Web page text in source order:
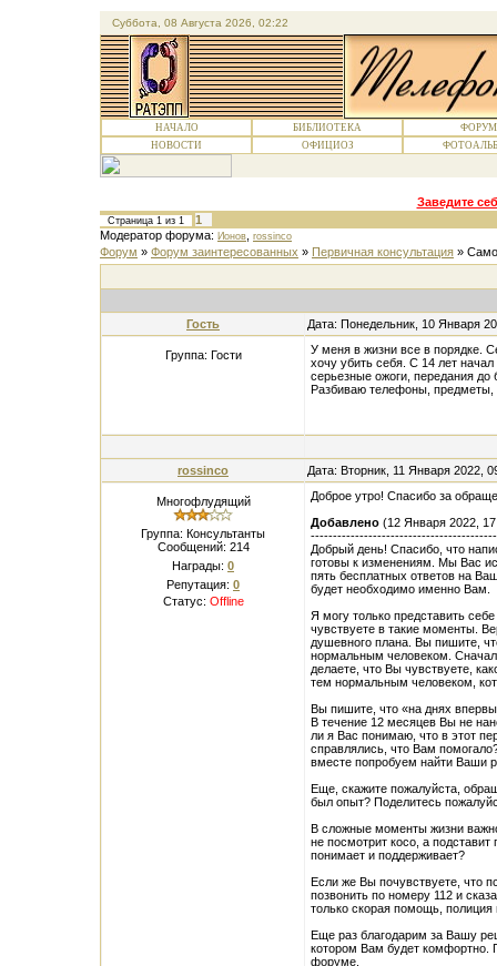
Суббота, 08 Августа 2026, 02:22
НАЧАЛО БИБЛИОТЕКА
ФОРУМ
НОВОСТИ
ОФИЦИОЗ
Заведите
Страница 1 из 1
1
Модератор форума: Ионов rossinco
Форум » Форум заинтересованных » Первичная консультация »
Гость Дата: Понедельник, 10 Января
Группа: Гости
У меня в жизни все в порядке.
хочу убить себя. С 14 лет
серьезные ожоги, передания
Разбиваю телефоны, предметы,
rossinco Дата: Вторник, 11 Января 2022,
Многофлудящий
Группа: Консультанты
Сообщений: 214
Награды: 0
Репутация: 0
Статус: Offline
Доброе утро! Спасибо за
Добавлено (12 Января 2022,
Добрый день! Спасибо, что
готовы к изменениям. Мы Вас
пять бесплатных ответов на
будет необходимо именно Вам.
Я могу только представить
чувствуете в такие моменты.
душевного плана. Вы пишите,
нормальным человеком.
делаете, что Вы чувствуете,
тем нормальным человеком,
Вы пишите, что «на днях
В течение 12 месяцев Вы не
ли я Вас понимаю, что в этот
справлялись, что Вам
вместе попробуем найти Ваши
Еще, скажите пожалуйста,
был опыт? Поделитесь
В сложные моменты жизни
не посмотрит косо, а
понимает и поддерживает?
Если же Вы почувствуете, что
позвонить по номеру 112 и
только скорая помощь,
Еще раз благодарим за Вашу
котором Вам будет комфортно.
форуме.